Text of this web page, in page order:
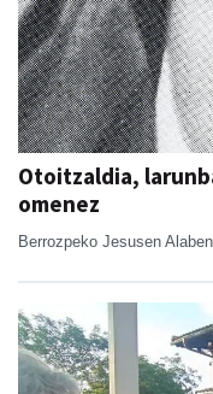
Otoitzaldia,
omenez
Berrozpeko Jesusen